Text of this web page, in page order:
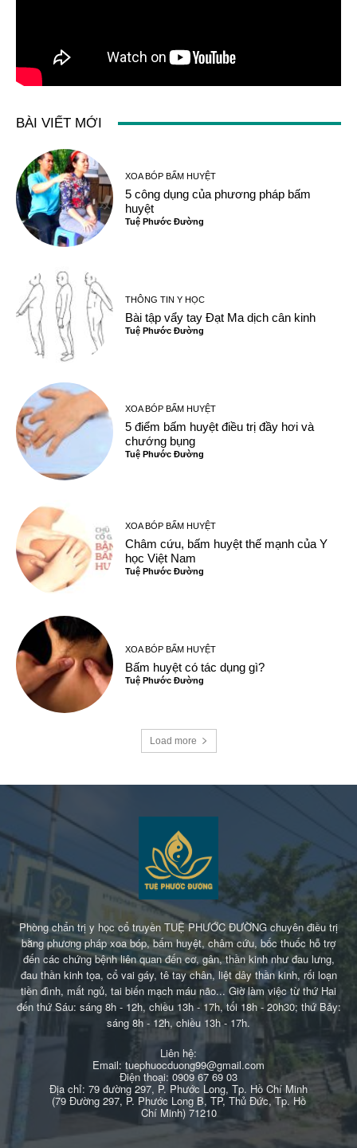
BÀI VIẾT MỚI
XOA BÓP BẤM HUYỆT
5 công dụng của phương pháp bấm
huyệt
Tuệ Phước Đường
THÔNG TIN Y HỌC
Bài tập vẩy tay Đạt Ma dịch cân kinh
Tuệ Phước Đường
XOA BÓP BẤM HUYỆT
5 điểm bấm huyệt điều trị đầy hơi và
chướng bụng
Tuệ Phước Đường
XOA BÓP BẤM HUYỆT
Châm cứu, bấm huyệt thế mạnh của Y
học Việt Nam
Tuệ Phước Đường
XOA BÓP BẤM HUYỆT
Bấm huyệt có tác dụng gì?
Tuệ Phước Đường
Load more
Phòng chẩn trị y học cổ truyền TUỆ PHƯỚC ĐƯỜNG chuyên điều trị
bằng phương pháp xoa bóp, bấm huyệt, châm cứu, bốc thuốc hỗ trợ
đến các chứng bệnh liên quan đến cơ, gân, thần kinh như đau lưng,
đau thần kinh tọa, cổ vai gáy, tê tay chân, liệt dây thần kinh, rối loạn
tiền đình, mất ngủ, tai biến mạch máu não... Giờ làm việc từ thứ Hai
đến thứ Sáu: sáng 8h - 12h, chiều 13h - 17h, tối 18h - 20h30; thứ Bảy:
sáng 8h - 12h, chiều 13h - 17h.
Liên hệ:
Email: tuephuocduong99@gmail.com
Điện thoại: 0909 67 69 03
Địa chỉ: 79 đường 297, P. Phước Long, Tp. Hồ Chí Minh
(79 Đường 297, P. Phước Long B, TP, Thủ Đức, Tp. Hồ
Chí Minh) 71210